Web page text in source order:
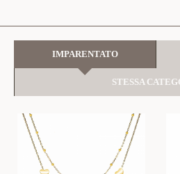
IMPARENTATO
STESSA